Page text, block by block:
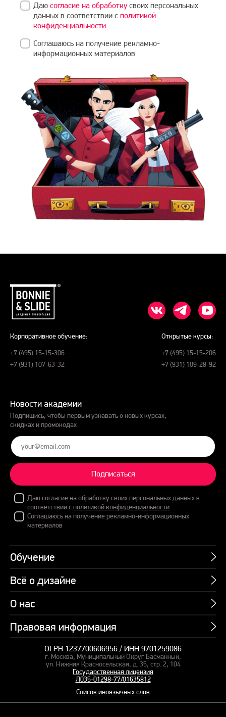
Даю согласие на обработкусвоих персональных
данных в соответствии с политикой
конфиденциальности
Соглашаюсь на получение рекламно-
информационных материалов
Корпоративное обучение:
+7 (495) 15-15-306
+7 (931) 107-63-32
Открытые курсы:
+7 (495) 15-15-206
+7 (931) 109-28-92
Новости академии
Подпишись, чтобы первым узнавать о новых курсах,
скидках и промокодах
Подписаться
Даюсогласие на обработкусвоих персональных данных в
соответствии сполитикой конфиденциальности
Соглашаюсь на получение рекламно-информационных
материалов
Обучение
Курсы
Пакетные предложения
Профессии
Подарочные сертификаты
Корпоративное обучение
Курсы для сотрудников
Пакетные предложения
Всё о дизайне
Учебник по презентациям
Банк слайдов
Вебинары
Студия дизайна
Заказать презентацию
О нас
Об академии
СМИ о нас
Правовая информация
Карта сайта
Оферта и лицензия
Политика конфиденциальности
ОГРН 1237700606956 / ИНН 9701259086
г. Москва, Муниципальный Округ Басманный,
ул. Нижняя Красносельская, д. 35, стр. 2, 104
Государственная лицензия
Л035-01298-77/01635812
Список иноязычных слов